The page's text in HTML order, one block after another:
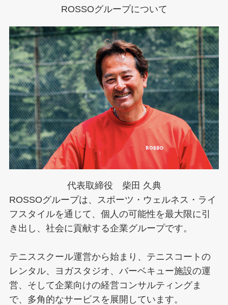
ROSSOグループについて
代表取締役 柴田 久典
ROSSOグループは、スポーツ・ウェルネス・ライ
フスタイルを通じて、個人の可能性を最大限に引
き出し、社会に貢献する企業グループです。
テニススクール運営から始まり、テニスコートの
レンタル、ヨガスタジオ、バーベキュー施設の運
営、そして企業向けの経営コンサルティングま
で、多角的なサービスを展開しています。